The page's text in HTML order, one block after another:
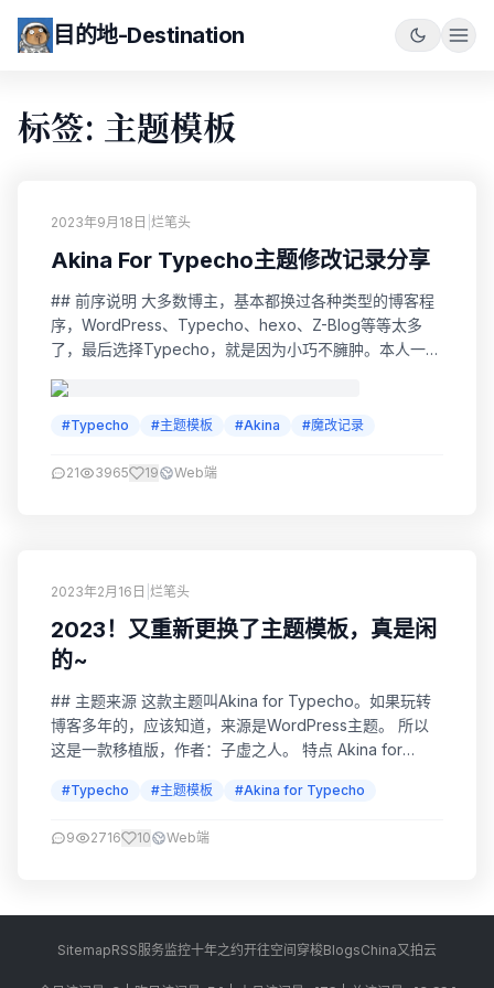
目的地-Destination
标签: 主题模板
2023年9月18日 烂笔头
Akina For Typecho主题修改记录分享
## 前序说明 大多数博主，基本都换过各种类型的博客程
序，WordPress、Typecho、hexo、Z-Blog等等太多
了，最后选择Typecho，就是因为小巧不臃肿。本人一共
人。 特别说明：子虚之人是typecho移植版作者，原作者
是WordPress版FUIDESIGN 两款其实都很喜欢，只不过
#Typecho #主题模板 #Akina #魔改记录
21 3965 19 Web端
2023年2月16日 烂笔头
2023！又重新更换了主题模板，真是闲
的~
## 主题来源 这款主题叫Akina for Typecho。如果玩转
博客多年的，应该知道，来源是WordPress主题。 所以
这是一款移植版，作者：子虚之人。 特点 Akina for
或许可以加快站点的访问速度。 支持了无插件的代码高
target="_blank"、提供网...
#Typecho #主题模板 #Akina for Typecho
9 2716 10 Web端
SitemapRSS服务监控十年之约开往空间穿梭BlogsChina又拍云